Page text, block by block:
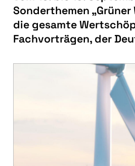
Sonderthemen
die gesamte
Fachvorträgen, der